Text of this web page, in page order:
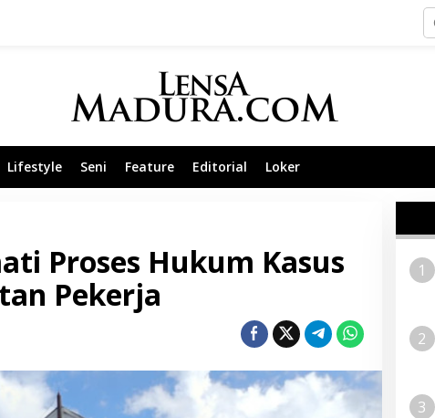
Lifestyle Seni Feature Editorial Loker
Proses Hukum Kasus
Pekerja
1
2
3